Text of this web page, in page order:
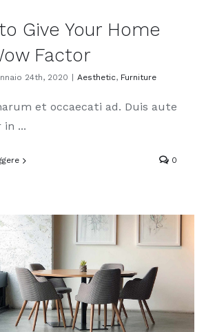
Give Your Home
Factor
24th, 2020 Aesthetic, Furniture
et occaecati ad. Duis aute
in ...
0